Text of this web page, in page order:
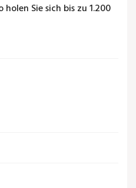
Sie sich bis zu 1.200